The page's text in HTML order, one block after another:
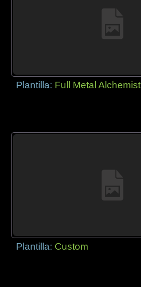
Plantilla: Full Metal Alchemist
Plantilla: Custom